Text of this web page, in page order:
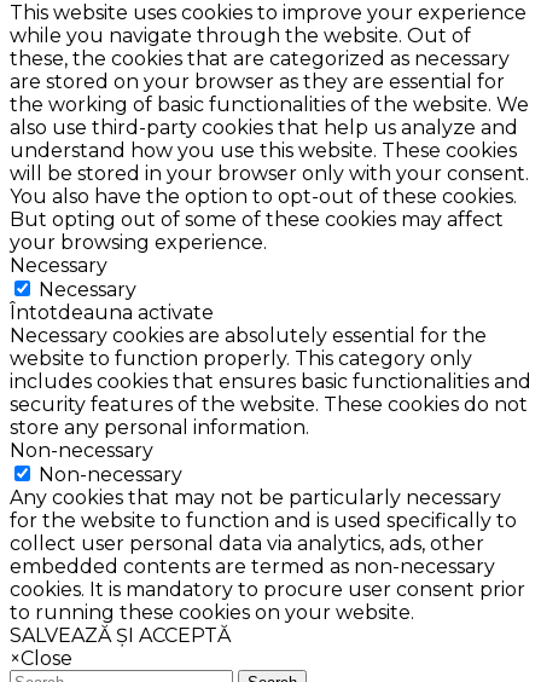
This website uses cookies to improve your experience
while you navigate through the website. Out of
these, the cookies that are categorized as necessary
are stored on your browser as they are essential for
the working of basic functionalities of the website. We
also use third-party cookies that help us analyze and
understand how you use this website. These cookies
will be stored in your browser only with your consent.
You also have the option to opt-out of these cookies.
But opting out of some of these cookies may affect
your browsing experience.
Necessary
Necessary
Întotdeauna activate
Necessary cookies are absolutely essential for the
website to function properly. This category only
includes cookies that ensures basic functionalities and
security features of the website. These cookies do not
store any personal information.
Non-necessary
Non-necessary
Any cookies that may not be particularly necessary
for the website to function and is used specifically to
collect user personal data via analytics, ads, other
embedded contents are termed as non-necessary
cookies. It is mandatory to procure user consent prior
to running these cookies on your website.
SALVEAZĂ ȘI ACCEPTĂ
×Close